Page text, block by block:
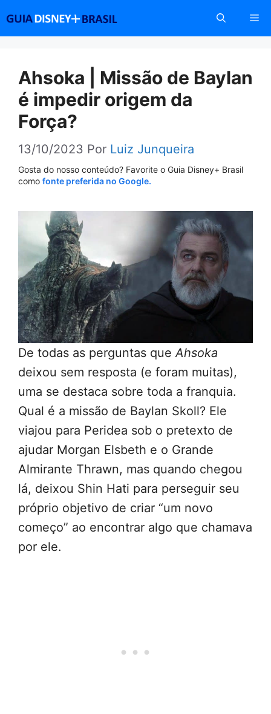
conteúdo
Ahsoka | Missão de Baylan
é impedir origem da
Força?
13/10/2023 Por Luiz Junqueira
Gosta do nosso conteúdo? Favorite o Guia Disney+ Brasil
como fonte preferida no Google.
De todas as perguntas queAhsoka
deixou sem resposta (e foram muitas),
uma se destaca sobre toda a franquia.
Qual é a missão de Baylan Skoll? Ele
viajou para Peridea sob o pretexto de
ajudar Morgan Elsbeth e o Grande
Almirante Thrawn, mas quando chegou
lá, deixou Shin Hati para perseguir seu
próprio objetivo de criar “um novo
começo” ao encontrar algo que chamava
por ele.